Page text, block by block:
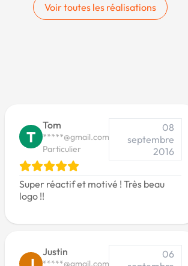
Voir toutes les réalisations
T
Tom
*****@gmail.com
Particulier
08
septembre
2016
Super réactif et motivé ! Très beau
logo !!
Justin
*****@gmail.com
06